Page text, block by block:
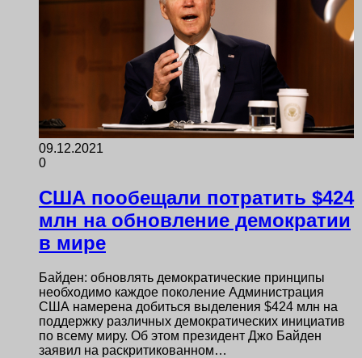
09.12.2021
0
США пообещали потратить $424
млн на обновление демократии
в мире
Байден: обновлять демократические принципы
необходимо каждое поколение Администрация
США намерена добиться выделения $424 млн на
поддержку различных демократических инициатив
по всему миру. Об этом президент Джо Байден
заявил на раскритикованном…